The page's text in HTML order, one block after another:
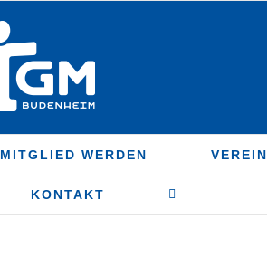
MITGLIED WERDEN VEREIN
KONTAKT